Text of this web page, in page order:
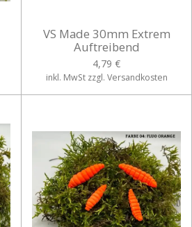
VS Made 30mm Extrem
Auftreibend
4,79 €
inkl. MwSt zzgl. Versandkosten